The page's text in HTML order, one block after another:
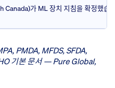
Canada)가 ML 장치 지침을 확정했습
PMDA, MFDS, SFDA,
기본 문서 — Pure Global,